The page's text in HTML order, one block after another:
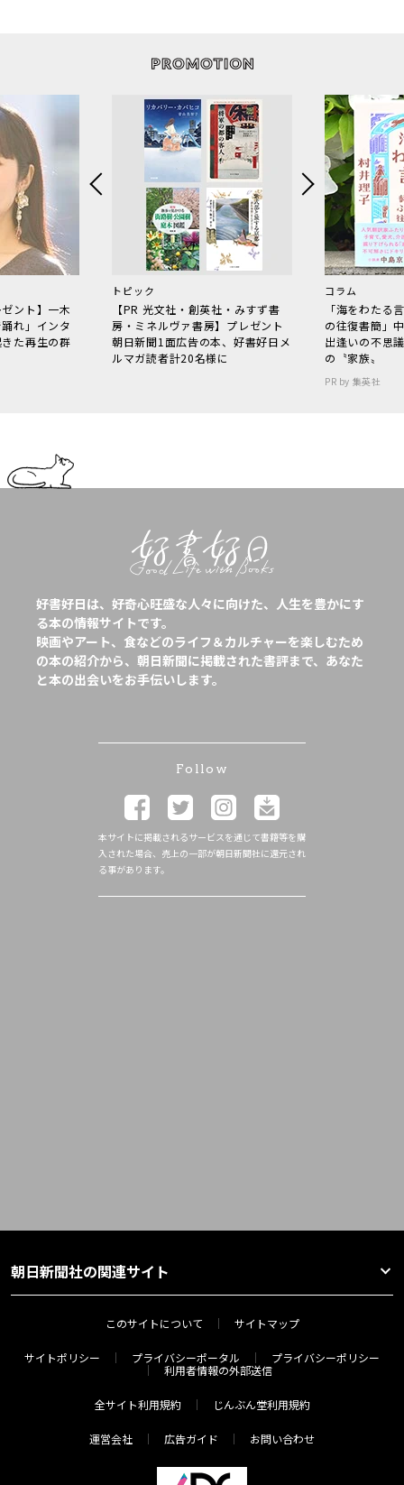
ント】一木
れ」インタ
た再生の群
トピック
【PR 光文社・創英社・みすず書
房・ミネルヴァ書房】プレゼント
朝日新聞1面広告の本、好書好日メ
ルマガ読者計20名様に
コラム
「海をわた
の往復書簡」
出逢いの不思
の〝家族〟
PR by 集英社
好書好日は、好奇心旺盛な人々に向けた、人生を豊かにす
る本の情報サイトです。
映画やアート、食などのライフ＆カルチャーを楽しむため
の本の紹介から、朝日新聞に掲載された書評まで、あなた
と本の出会いをお手伝いします。
Follow
本サイトに掲載されるサービスを通じて書籍等を購
入された場合、売上の一部が朝日新聞社に還元され
る事があります。
朝日新聞社の関連サイト
このサイトについて サイトマップ
サイトポリシー プライバシーポータル
プライバシーポリシー
利用者情報の外部送信
全サイト利用規約 じんぶん堂利用規約
運営会社 広告ガイド お問い合わせ